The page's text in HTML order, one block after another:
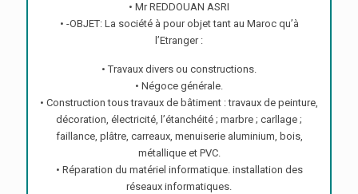
• Mr REDDOUAN ASRI
• -OBJET: La société à pour objet tant au Maroc qu’à
l’Etranger :
• Travaux divers ou constructions.
• Négoce générale.
• Construction tous travaux de bâtiment : travaux de peinture,
décoration, électricité, l’étanchéité ; marbre ; carllage ;
faillance, plâtre, carreaux, menuiserie aluminium, bois,
métallique et PVC.
• Réparation du matériel informatique. installation des
réseaux informatiques.